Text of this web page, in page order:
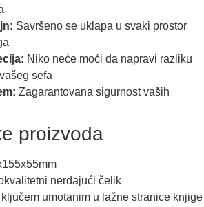
Savršeno se uklapa u svaki prostor
Niko neće moći da napravi razliku
sefa
Zagarantovana sigurnost vaših
proizvoda
nerđajući čelik
umotanim u lažne stranice knjige